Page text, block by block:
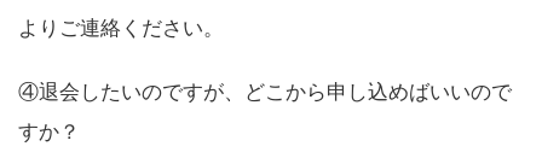
よりご連絡ください。
④退会したいのですが、どこから申し込めばいいので
すか？